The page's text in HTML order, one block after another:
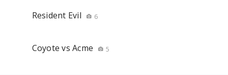
Resident Evil 6
Coyote vs Acme 5